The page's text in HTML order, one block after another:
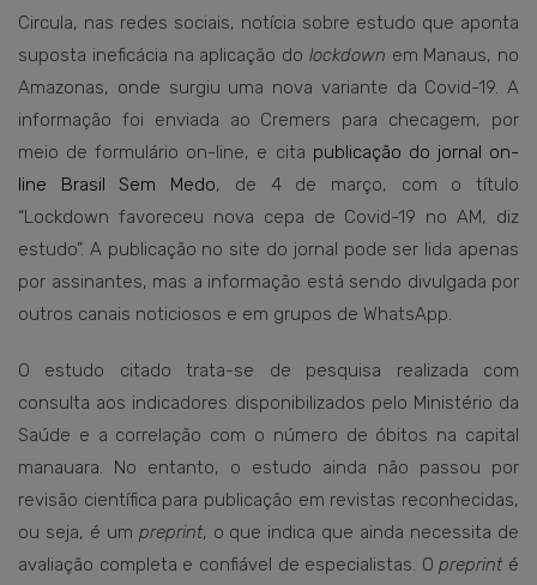
Circula, nas redes sociais, notícia sobre estudo que aponta
suposta ineficácia na aplicação do lockdown em Manaus, no
Amazonas, onde surgiu uma nova variante da Covid-19. A
informação foi enviada ao Cremers para checagem, por
meio de formulário on-line, e cita publicação do jornal on-
line Brasil Sem Medo, de 4 de março, com o título
“Lockdown favoreceu nova cepa de Covid-19 no AM, diz
estudo”. A publicação no site do jornal pode ser lida apenas
por assinantes, mas a informação está sendo divulgada por
outros canais noticiosos e em grupos de WhatsApp.
O estudo citado trata-se de pesquisa realizada com
consulta aos indicadores disponibilizados pelo Ministério da
Saúde e a correlação com o número de óbitos na capital
manauara. No entanto, o estudo ainda não passou por
revisão científica para publicação em revistas reconhecidas,
ou seja, é um preprint, o que indica que ainda necessita de
avaliação completa e confiável de especialistas. Opreprinté